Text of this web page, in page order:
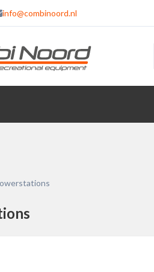
info@combinoord.nl